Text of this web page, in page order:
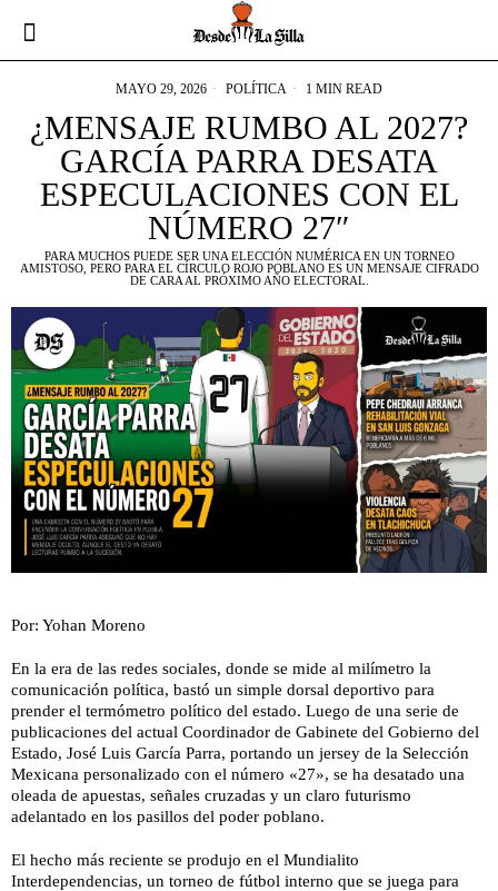
MAYO 29, 2026 POLÍTICA 1 MIN READ
¿MENSAJE RUMBO AL 2027?
GARCÍA PARRA DESATA
ESPECULACIONES CON EL
NÚMERO 27″
PARA MUCHOS PUEDE SER UNA ELECCIÓN NUMÉRICA EN UN TORNEO
AMISTOSO, PERO PARA EL CÍRCULO ROJO POBLANO ES UN MENSAJE CIFRADO
DE CARA AL PRÓXIMO AÑO ELECTORAL.
Por: Yohan Moreno
En la era de las redes sociales, donde se mide al milímetro la
comunicación política, bastó un simple dorsal deportivo para
prender el termómetro político del estado. Luego de una serie de
publicaciones del actual Coordinador de Gabinete del Gobierno del
Estado, José Luis García Parra, portando un jersey de la Selección
Mexicana personalizado con el número «27», se ha desatado una
oleada de apuestas, señales cruzadas y un claro futurismo
adelantado en los pasillos del poder poblano.
El hecho más reciente se produjo en el Mundialito
Interdependencias, un torneo de fútbol interno que se juega para